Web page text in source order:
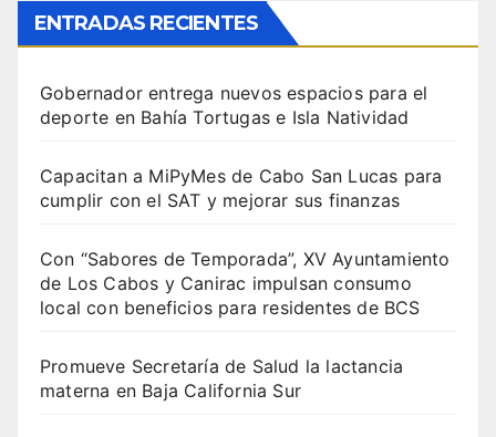
ENTRADAS RECIENTES
Gobernador entrega nuevos espacios para el
deporte en Bahía Tortugas e Isla Natividad
Capacitan a MiPyMes de Cabo San Lucas para
cumplir con el SAT y mejorar sus finanzas
Con “Sabores de Temporada”, XV Ayuntamiento
de Los Cabos y Canirac impulsan consumo
local con beneficios para residentes de BCS
Promueve Secretaría de Salud la lactancia
materna en Baja California Sur